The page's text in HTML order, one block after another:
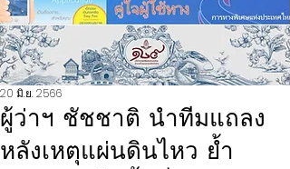
ผู้ว่าฯ ชัชชาติ นำทีมแถลง
หลังเหตุแผ่นดินไหว ย้ำ
20 มิ.ย. 2566